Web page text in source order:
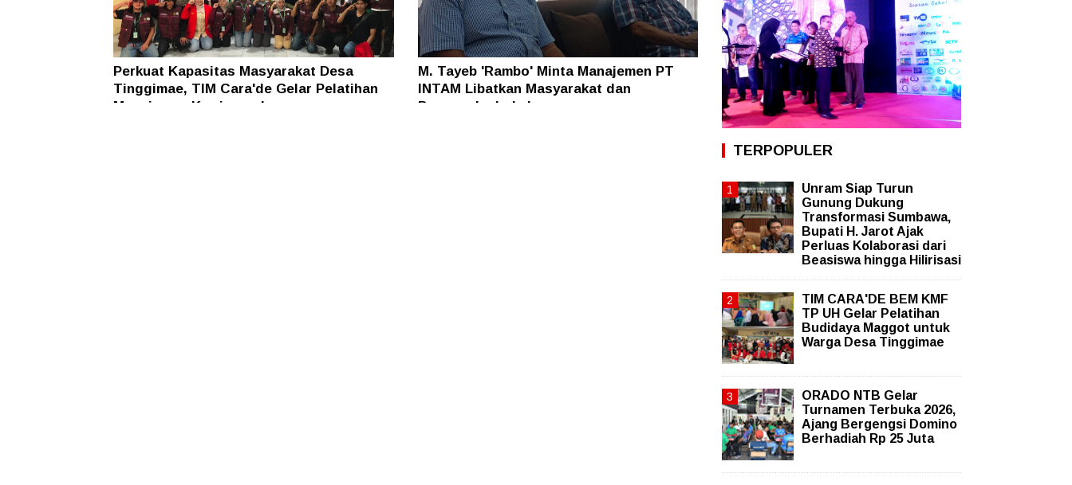
Perkuat Kapasitas Masyarakat Desa
Tinggimae, TIM Cara'de Gelar Pelatihan
Manajemen Kewirausahaan
M. Tayeb 'Rambo' Minta Manajemen PT
INTAM Libatkan Masyarakat dan
Pengusaha Lokal
TERPOPULER
Unram Siap Turun
Gunung Dukung
Transformasi Sumbawa,
Bupati H. Jarot Ajak
Perluas Kolaborasi dari
Beasiswa hingga Hilirisasi
TIM CARA'DE BEM KMF
TP UH Gelar Pelatihan
Budidaya Maggot untuk
Warga Desa Tinggimae
ORADO NTB Gelar
Turnamen Terbuka 2026,
Ajang Bergengsi Domino
Berhadiah Rp 25 Juta